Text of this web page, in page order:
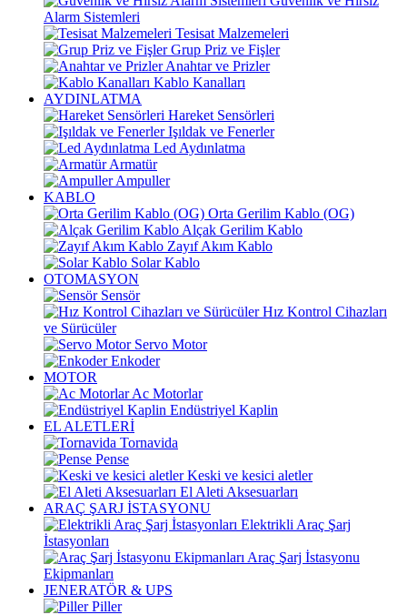
Alarm Sistemleri
Tesisat Malzemeleri
Grup Priz ve Fişler
Anahtar ve Prizler
Kablo Kanalları
AYDINLATMA
Hareket Sensörleri
Işıldak ve Fenerler
Led Aydınlatma
Armatür
Ampuller
KABLO
Orta Gerilim Kablo (OG)
Alçak Gerilim Kablo
Zayıf Akım Kablo
Solar Kablo
OTOMASYON
Sensör
Hız Kontrol Cihazları
ve Sürücüler
Servo Motor
Enkoder
MOTOR
Ac Motorlar
Endüstriyel Kaplin
EL ALETLERİ
Tornavida
Pense
Keski ve kesici aletler
El Aleti Aksesuarları
ARAÇ ŞARJ İSTASYONU
Elektrikli Araç Şarj
İstasyonları
Araç Şarj İstasyonu
Ekipmanları
JENERATÖR & UPS
Piller